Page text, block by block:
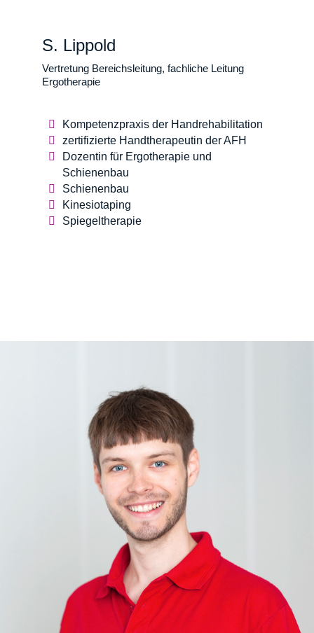
S. Lippold
Vertretung Bereichsleitung, fachliche Leitung
Ergotherapie
Kompetenzpraxis der Handrehabilitation
zertifizierte Handtherapeutin der AFH
Dozentin für Ergotherapie und
Schienenbau
Schienenbau
Kinesiotaping
Spiegeltherapie